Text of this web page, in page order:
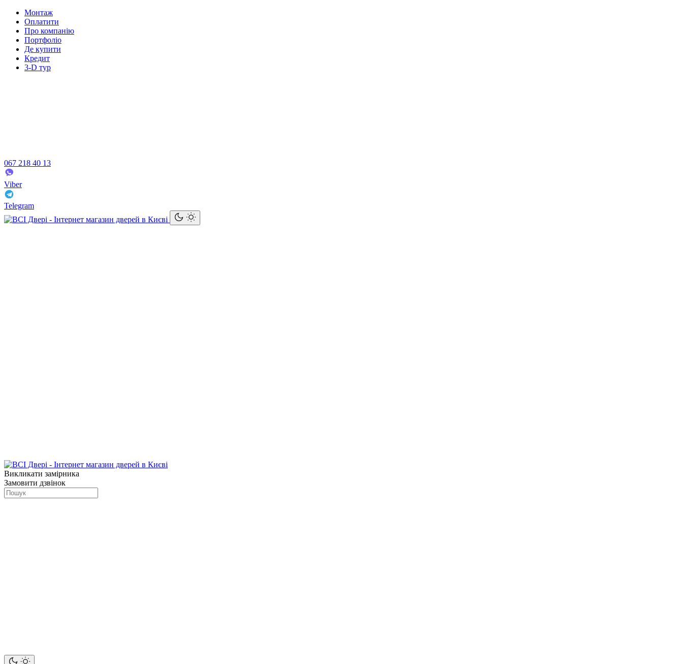
Монтаж
Оплатити
Про компанію
Портфоліо
Де купити
Кредит
3-D тур
067 218 40 13
Viber
Telegram
Викликати замірника
Замовити дзвінок